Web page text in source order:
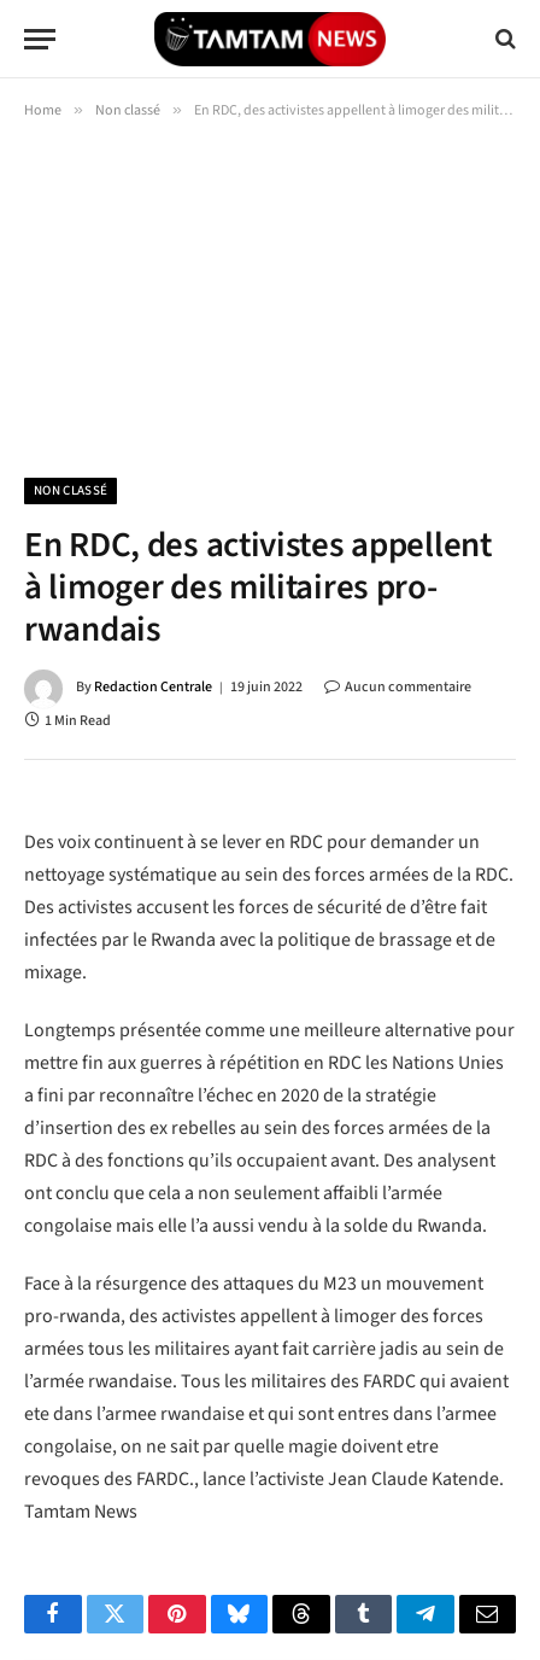
Home » Non classé » En RDC, des activistes appellent à limoger des militaires pro-rwandais
NON CLASSÉ
En RDC, des activistes appellent
à limoger des militaires pro-
rwandais
ByRedaction Centrale 19 juin 2022
Aucun commentaire
1 Min Read
Des voix continuent à se lever en RDC pour demander un
nettoyage systématique au sein des forces armées de la RDC.
Des activistes accusent les forces de sécurité de d’être fait
infectées par le Rwanda avec la politique de brassage et de
mixage.
Longtemps présentée comme une meilleure alternative pour
mettre fin aux guerres à répétition en RDC les Nations Unies
a fini par reconnaître l’échec en 2020 de la stratégie
d’insertion des ex rebelles au sein des forces armées de la
RDC à des fonctions qu’ils occupaient avant. Des analysent
ont conclu que cela a non seulement affaibli l’armée
congolaise mais elle l’a aussi vendu à la solde du Rwanda.
Face à la résurgence des attaques du M23 un mouvement
pro-rwanda, des activistes appellent à limoger des forces
armées tous les militaires ayant fait carrière jadis au sein de
l’armée rwandaise. Tous les militaires des FARDC qui avaient
ete dans l’armee rwandaise et qui sont entres dans l’armee
congolaise, on ne sait par quelle magie doivent etre
revoques des FARDC., lance l’activiste Jean Claude Katende.
Tamtam News
FacebookTwitterPinterestBlueskyThreadsTumblrTelegramEmail